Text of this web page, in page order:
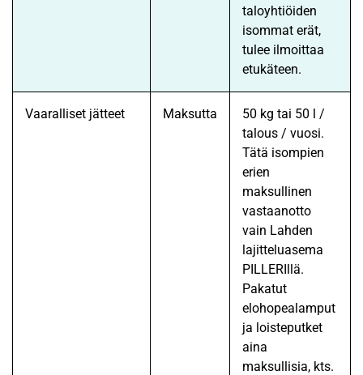
taloyhtiöiden
isommat erät,
tulee ilmoittaa
etukäteen.
Vaaralliset jätteet Maksutta
50 kg tai 50 l /
talous / vuosi.
Tätä isompien
erien
maksullinen
vastaanotto
vain Lahden
lajitteluasema
PILLERIllä.
Pakatut
elohopealamput
ja loisteputket
aina
maksullisia, kts.